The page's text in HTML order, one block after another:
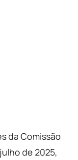
da Comissão
de 2025,